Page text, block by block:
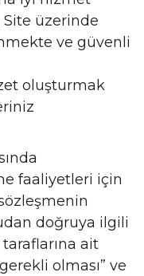
üzerinde
ve güvenli
oluşturmak
faaliyetleri için
doğruya ilgili
ait
olması” ve